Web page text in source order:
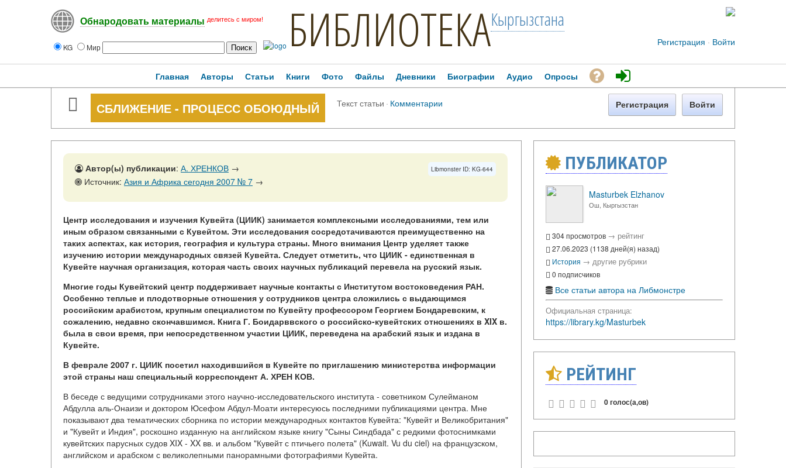
Обнародовать материалы делитесь с миром!
KG Мир БИБЛИОТЕКАКыргызстана
Регистрация · Войти
Главная Авторы Статьи Книги Фото Файлы Дневники Биографии Аудио Опросы
СБЛИЖЕНИЕ - ПРОЦЕСС ОБОЮДНЫЙ Текст статьи · Комментарии Регистрация Войти
Libmonster ID: KG-644
Автор(ы) публикации: А. ХРЕНКОВ →
Источник: Азия и Африка сегодня 2007 № 7 →
Центр исследования и изучения Кувейта (ЦИИК) занимается комплексными исследованиями, тем или
иным образом связанными с Кувейтом. Эти исследования сосредотачиваются преимущественно на
таких аспектах, как история, география и культура страны. Много внимания Центр уделяет также
изучению истории международных связей Кувейта. Следует отметить, что ЦИИК - единственная в
Кувейте научная организация, которая часть своих научных публикаций перевела на русский язык.
Многие годы Кувейтский центр поддерживает научные контакты с Институтом востоковедения РАН.
Особенно теплые и плодотворные отношения у сотрудников центра сложились с выдающимся
российским арабистом, крупным специалистом по Кувейту профессором Георгием Бондаревским, к
сожалению, недавно скончавшимся. Книга Г. Боидарввского о российско-кувейтских отношениях в XIX в.
была в свои время, при непосредственном участии ЦИИК, переведена на арабский язык и издана в
Кувейте.
В феврале 2007 г. ЦИИК посетил находившийся в Кувейте по приглашению министерства информации
этой страны наш специальный корреспондент А. ХРЕН КОВ.
В беседе с ведущими сотрудниками этого научно-исследовательского института - советником Сулейманом
Абдулла аль-Онаизи и доктором Юсефом Абдул-Моати интересуюсь последними публикациями центра. Мне
показывают два тематических сборника по истории международных контактов Кувейта: "Кувейт и Великобритания"
и "Кувейт и Индия", роскошно изданную на английском языке книгу "Сыны Синдбада" с редкими фотоснимками
кувейтских парусных судов XIX - XX вв. и альбом "Кувейт с птичьего полета" (Kuwait. Vu du ciel) на французском,
английском и арабском с великолепными панорамными фотографиями Кувейта.
ПУБЛИКАТОР
Masturbek Elzhanov
Ош, Кыргызстан
304 просмотров → рейтинг
27.06.2023 (1138 дней(я) назад)
История → другие рубрики
0 подписчиков
Все статьи автора на Либмонстре
Официальная страница:
https://library.kg/Masturbek
РЕЙТИНГ
0 голос(а,ов)